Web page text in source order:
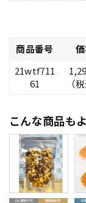
商品番号
21wtf711
61
（
こんな商品も